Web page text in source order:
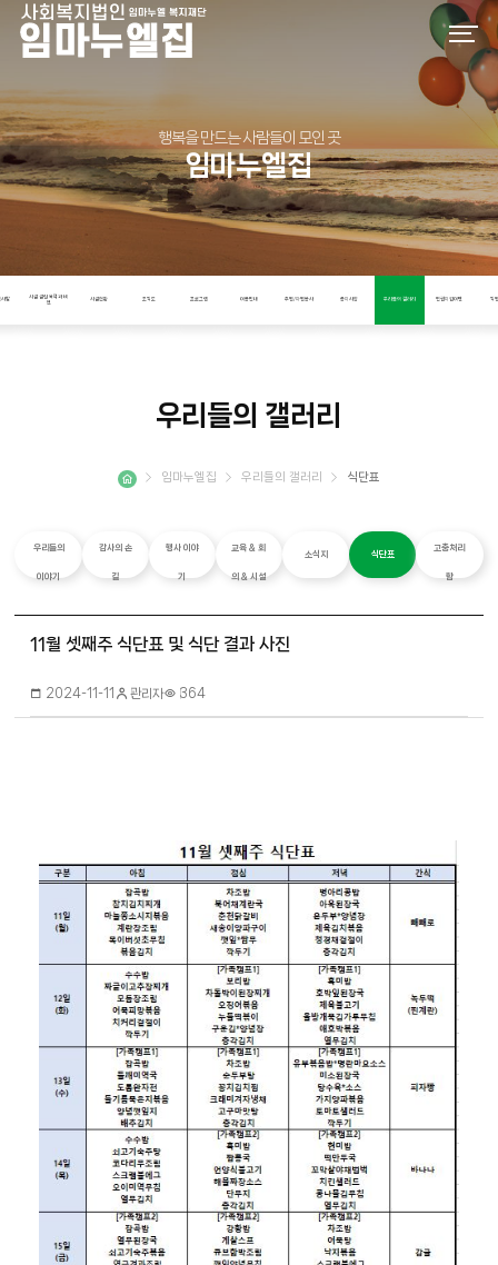
행복을 만드는 사람들이 모인 곳
임마누엘집
사말
시설 설립 목적과 비
전
시설현황 조직도 프로그램 이용안내 후원/자원봉사 공지사항 우리들의 갤러리 인권지킴이단 직
우리들의 갤러리
임마누엘집 우리들의 갤러리 식단표
우리들의
이야기
감사의 손
길
행사 이야
기
교육 & 회
의 & 시설
소식지 식단표
고충처리
함
11월 셋째주 식단표 및 식단 결과 사진
2024-11-11 관리자 364